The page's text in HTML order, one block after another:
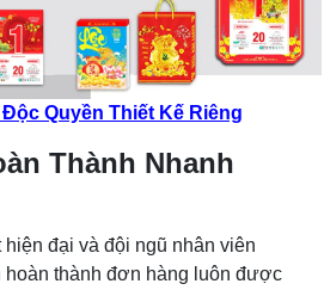
Độc Quyền Thiết Kế Riêng
Thành Nhanh
đại và đội ngũ nhân viên
thành đơn hàng luôn được